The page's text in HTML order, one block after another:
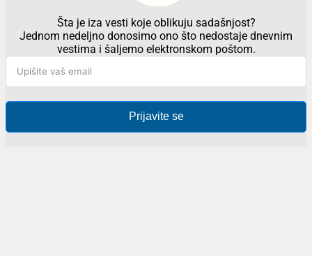
Šta je iza vesti koje oblikuju sadašnjost?
Jednom nedeljno donosimo ono što nedostaje dnevnim
vestima i šaljemo elektronskom poštom.
Prijavite se